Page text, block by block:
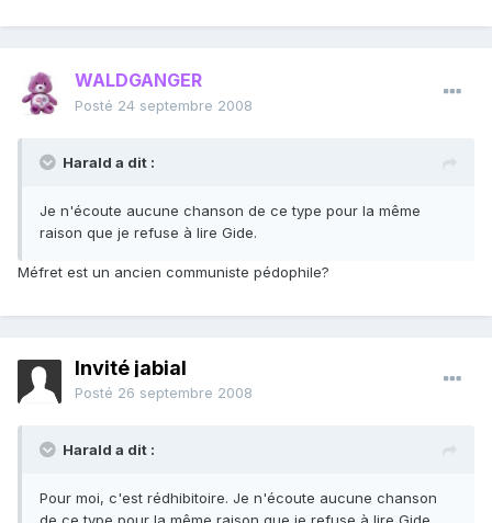
WALDGANGER
Posté 24 septembre 2008
Harald a dit :
Je n'écoute aucune chanson de ce type pour la même
raison que je refuse à lire Gide.
Méfret est un ancien communiste pédophile?
Invité jabial
Posté 26 septembre 2008
Harald a dit :
Pour moi, c'est rédhibitoire. Je n'écoute aucune chanson